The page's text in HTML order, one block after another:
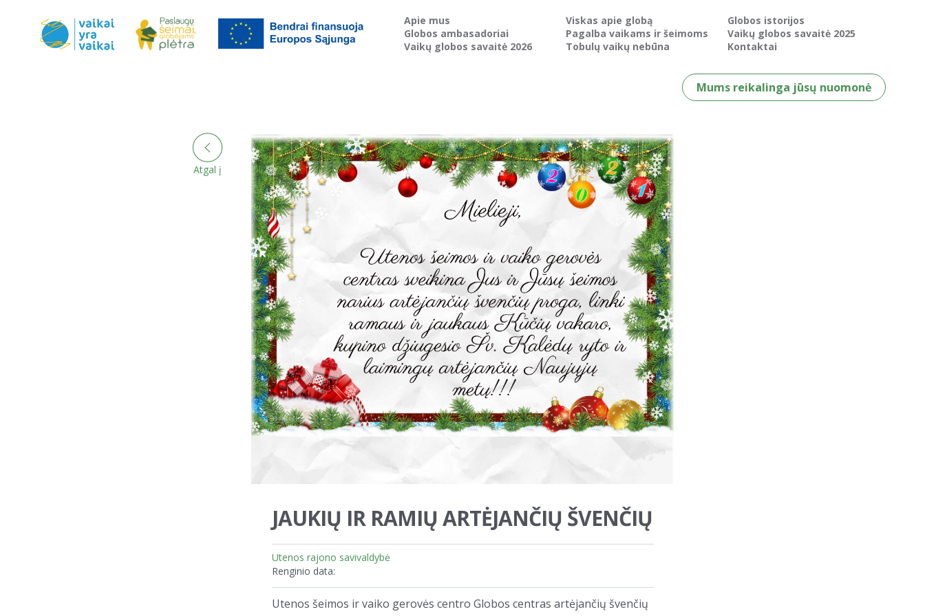
Apie mus Viskas apie globą
Globos istorijos
Globos ambasadoriai
Pagalba vaikams ir šeimoms
Vaikų globos savaitė 2025
Vaikų globos savaitė 2026
Tobulų vaikų nebūna Kontaktai
Mums reikalinga jūsų nuomonė
Atgal į
JAUKIŲ IR RAMIŲ ARTĖJANČIŲ ŠVENČIŲ
Utenos rajono savivaldybė
Renginio data:
Utenos šeimos ir vaiko gerovės centro Globos centras artėjančių švenčių